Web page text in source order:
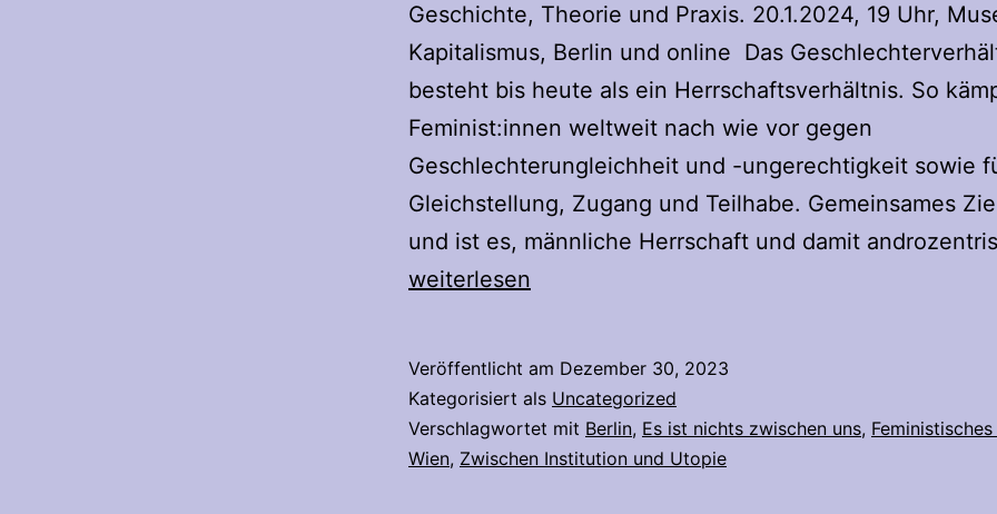
Geschichte, Theorie und Praxis. 20.1.2024, 19 Uhr,
Kapitalismus, Berlin und online Das
besteht bis heute als ein Herrschaftsverhältnis. So
Feminist:innen weltweit nach wie vor gegen
Geschlechterungleichheit und -ungerechtigkeit sowie
Gleichstellung, Zugang und Teilhabe. Gemeinsames
und ist es, männliche Herrschaft und damit
weiterlesen
Veröffentlicht am Dezember 30, 2023
Kategorisiert als Uncategorized
Verschlagwortet mit Berlin, Es ist nichts zwischen uns,
Wien, Zwischen Institution und Utopie